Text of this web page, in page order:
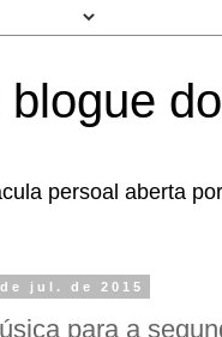
blogue
persoal aberta
jul. de 2015
para a